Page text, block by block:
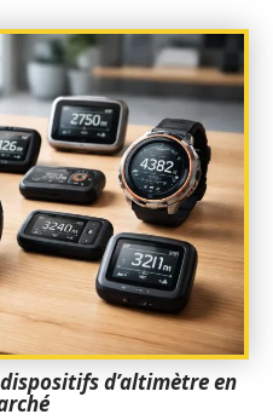
d’altimètre en